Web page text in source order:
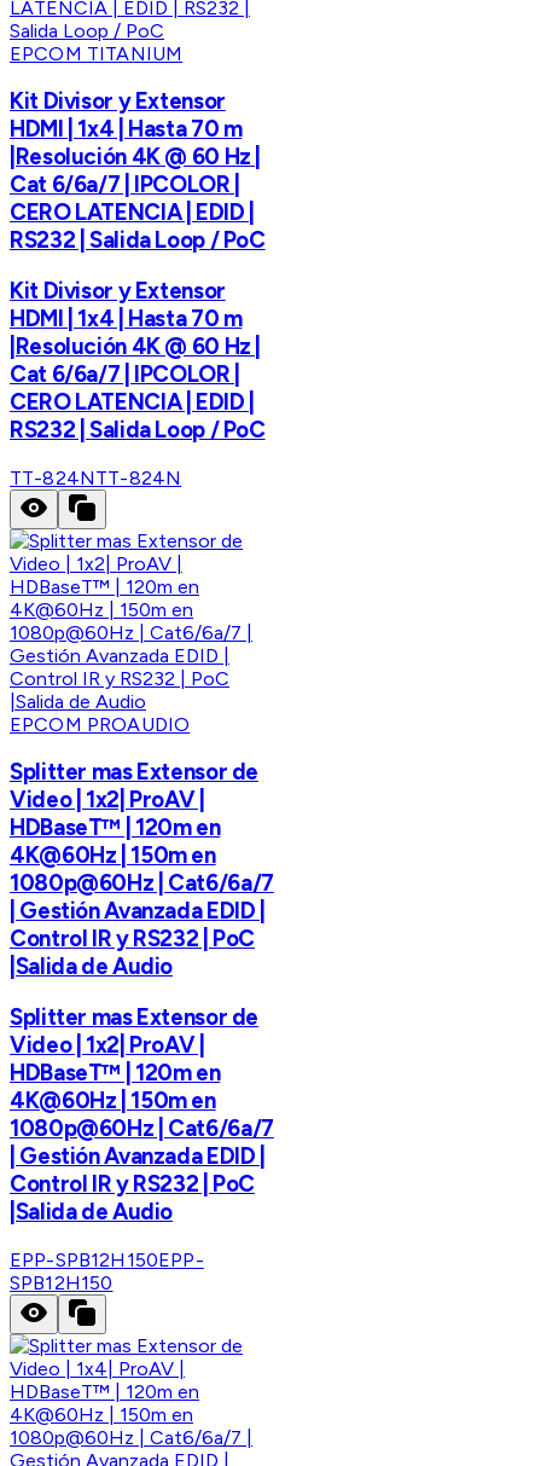
EPCOM TITANIUM
Kit Divisor y Extensor
HDMI | 1x4 | Hasta 70 m
|Resolución 4K @ 60 Hz |
Cat 6/6a/7 | IPCOLOR |
CERO LATENCIA | EDID |
RS232 | Salida Loop / PoC
Kit Divisor y Extensor
HDMI | 1x4 | Hasta 70 m
|Resolución 4K @ 60 Hz |
Cat 6/6a/7 | IPCOLOR |
CERO LATENCIA | EDID |
RS232 | Salida Loop / PoC
TT-824NTT-824N
EPCOM PROAUDIO
Splitter mas Extensor de
Video | 1x2| ProAV |
HDBaseT™ | 120m en
4K@60Hz | 150m en
1080p@60Hz | Cat6/6a/7
| Gestión Avanzada EDID |
Control IR y RS232 | PoC
|Salida de Audio
Splitter mas Extensor de
Video | 1x2| ProAV |
HDBaseT™ | 120m en
4K@60Hz | 150m en
1080p@60Hz | Cat6/6a/7
| Gestión Avanzada EDID |
Control IR y RS232 | PoC
|Salida de Audio
EPP-SPB12H150EPP-
SPB12H150